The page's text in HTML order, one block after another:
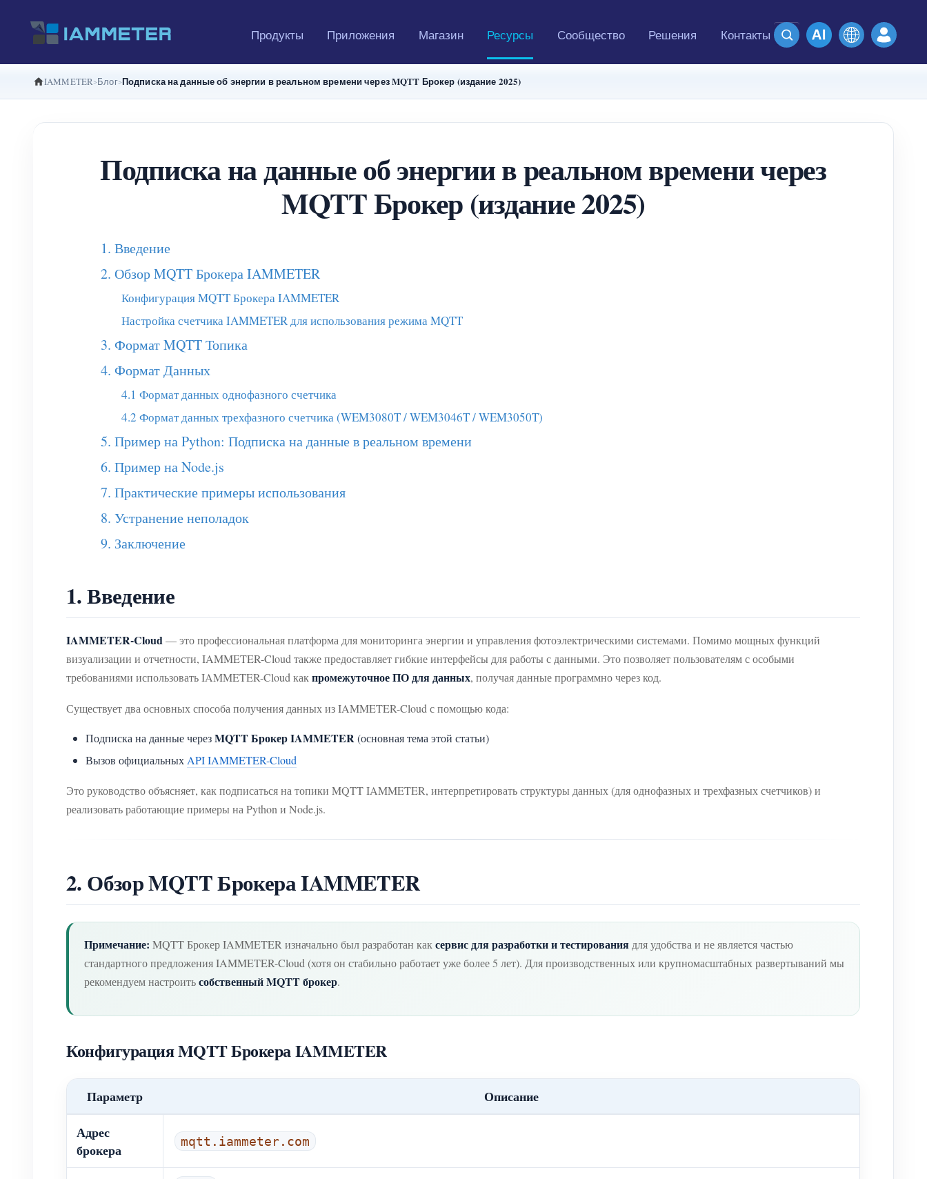
Продукты Приложения Магазин Ресурсы Сообщество Решения Контакты
IAMMETER Блог Подписка на данные об энергии в реальном времени через MQTT Брокер (издание 2025)
Подписка на данные об энергии в реальном времени через
MQTT Брокер (издание 2025)
1. Введение
2. Обзор MQTT Брокера IAMMETER
Конфигурация MQTT Брокера IAMMETER
Настройка счетчика IAMMETER для использования режима MQTT
3. Формат MQTT Топика
4. Формат Данных
4.1 Формат данных однофазного счетчика
4.2 Формат данных трехфазного счетчика (WEM3080T / WEM3046T / WEM3050T)
5. Пример на Python: Подписка на данные в реальном времени
6. Пример на Node.js
7. Практические примеры использования
8. Устранение неполадок
9. Заключение
1. Введение
IAMMETER-Cloud— это профессиональная платформа для мониторинга энергии и управления фотоэлектрическими системами. Помимо мощных функций
визуализации и отчетности, IAMMETER-Cloud также предоставляет гибкие интерфейсы для работы с данными. Это позволяет пользователям с особыми
требованиями использовать IAMMETER-Cloud какпромежуточное ПО для данных, получая данные программно через код.
Существует два основных способа получения данных из IAMMETER-Cloud с помощью кода:
Подписка на данные черезMQTT Брокер IAMMETER(основная тема этой статьи)
Вызов официальныхAPI IAMMETER-Cloud
Это руководство объясняет, как подписаться на топики MQTT IAMMETER, интерпретировать структуры данных (для однофазных и трехфазных счетчиков) и
реализовать работающие примеры на Python и Node.js.
2. Обзор MQTT Брокера IAMMETER
Примечание: MQTT Брокер IAMMETER изначально был разработан каксервис для разработки и тестированиядля удобства и не является частью
стандартного предложения IAMMETER-Cloud (хотя он стабильно работает уже более 5 лет). Для производственных или крупномасштабных развертываний мы
рекомендуем настроитьсобственный MQTT брокер.
Конфигурация MQTT Брокера IAMMETER
Параметр
Описание
Адрес
брокера
mqtt.iammeter.com